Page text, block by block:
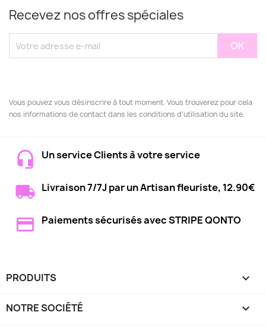
Recevez nos offres spéciales
Vous pouvez vous désinscrire à tout moment. Vous trouverez pour cela
nos informations de contact dans les conditions d'utilisation du site.
Un service Clients à votre service
Livraison 7/7J par un Artisan fleuriste, 12.90€
Paiements sécurisés avec STRIPE QONTO
PRODUITS 
NOTRE SOCIÉTÉ 